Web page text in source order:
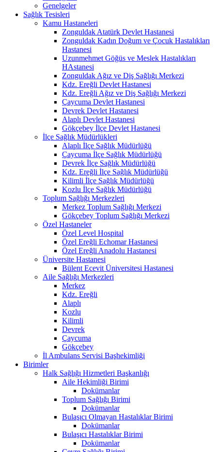
Genelgeler
Sağlık Tesisleri
Kamu Hastaneleri
Zonguldak Atatürk Devlet Hastanesi
Zonguldak Kadın Doğum ve Çocuk Hastalıkları
Hastanesi
Uzunmehmet Göğüs ve Meslek Hastalıkları
HAstanesi
Zonguldak Ağız ve Diş Sağlığı Merkezi
Kdz. Ereğli Devlet Hastanesi
Kdz. Ereğli Ağız ve Diş Sağlığı Merkezi
Çaycuma Devlet Hastanesi
Devrek Devlet Hastanesi
Alaplı Devlet Hastanesi
Gökçebey İlçe Devlet Hastanesi
İlçe Sağlık Müdürlükleri
Alaplı İlçe Sağlık Müdürlüğü
Çaycuma İlçe Sağlık Müdürlüğü
Devrek İlçe Sağlık Müdürlüğü
Kdz. Ereğli İlçe Sağlık Müdürlüğü
Kilimli İlçe Sağlık Müdürlüğü
Kozlu İlçe Sağlık Müdürlüğü
Toplum Sağlığı Merkezleri
Merkez Toplum Sağlığı Merkezi
Gökçebey Toplum Sağlığı Merkezi
Özel Hastaneler
Özel Level Hospital
Özel Ereğli Echomar Hastanesi
Özel Ereğli Anadolu Hastanesi
Üniversite Hastanesi
Bülent Ecevit Üniversitesi Hastanesi
Aile Sağlığı Merkezleri
Merkez
Kdz. Ereğli
Alaplı
Kozlu
Kilimli
Devrek
Çaycuma
Gökçebey
İl Ambulans Servisi Başhekimliği
Birimler
Halk Sağlığı Hizmetleri Başkanlığı
Aile Hekimliği Birimi
Dokümanlar
Toplum Sağlığı Birimi
Dokümanlar
Bulaşıcı Olmayan Hastalıklar Birimi
Dokümanlar
Bulaşıcı Hastalıklar Birimi
Dokümanlar